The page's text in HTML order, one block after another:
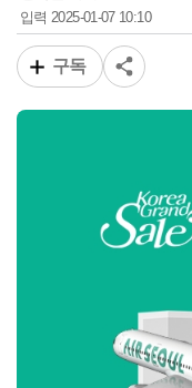
입력2025-01-07 10:10
구독